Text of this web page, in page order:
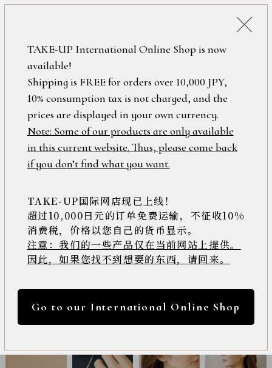
ONLINE SHOP
フリーワード
在庫なし含む
アイテム
ロ
グ
イ
ン
/
新
規
会
登
録
>>
Online
Shop
Item
TAKE-UP International Online Shop is now
available!
Shipping is FREE for orders over 10,000 JPY,
10% consumption tax is not charged, and the
prices are displayed in your own currency.
Note: Some of our products are only available
in this current website. Thus, please come back
if you don’t find what you want.
TAKE-UP国际网店现已上线！
超过10,000日元的订单免费运输，不征收10%
消费税，价格以您自己的货币显示。
注意：我们的一些产品仅在当前网站上提供。
因此，如果您找不到想要的东西，请回来。
Go to our International Online Shop